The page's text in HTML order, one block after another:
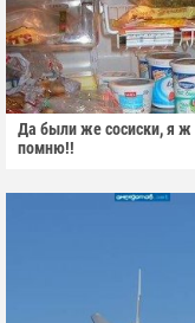
Да были же сосиски, я ж
помню!!